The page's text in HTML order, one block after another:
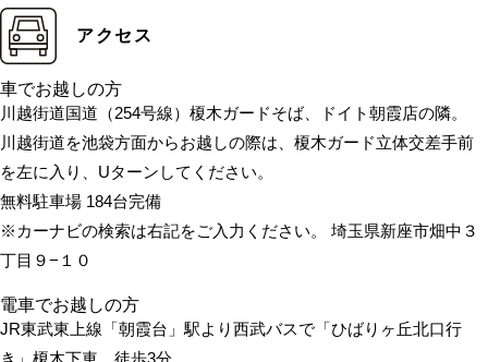
アクセス
車でお越しの方
川越街道国道（254号線）榎木ガードそば、ドイト朝霞店の隣。
川越街道を池袋方面からお越しの際は、榎木ガード立体交差手前
を左に入り、Uターンしてください。
無料駐車場 184台完備
※カーナビの検索は右記をご入力ください。 埼玉県新座市畑中３
丁目９−１０
電車でお越しの方
JR東武東上線「朝霞台」駅より西武バスで「ひばりヶ丘北口行
き」榎木下車、徒歩3分。